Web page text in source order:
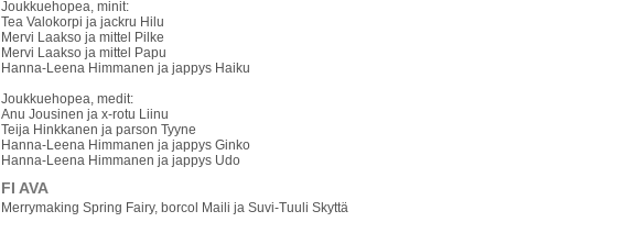
Joukkuehopea, minit:
Tea Valokorpi ja jackru Hilu
Mervi Laakso ja mittel Pilke
Mervi Laakso ja mittel Papu
Hanna-Leena Himmanen ja jappys Haiku
Joukkuehopea, medit:
Anu Jousinen ja x-rotu Liinu
Teija Hinkkanen ja parson Tyyne
Hanna-Leena Himmanen ja jappys Ginko
Hanna-Leena Himmanen ja jappys Udo
FI AVA
Merrymaking Spring Fairy, borcol Maili ja Suvi-Tuuli Skyttä